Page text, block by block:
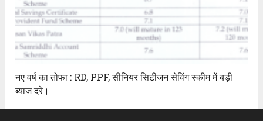
नए वर्ष का तोफा : RD, PPF, सीनियर सिटीजन सेविंग स्कीम में बड़ी
ब्याज दरे।